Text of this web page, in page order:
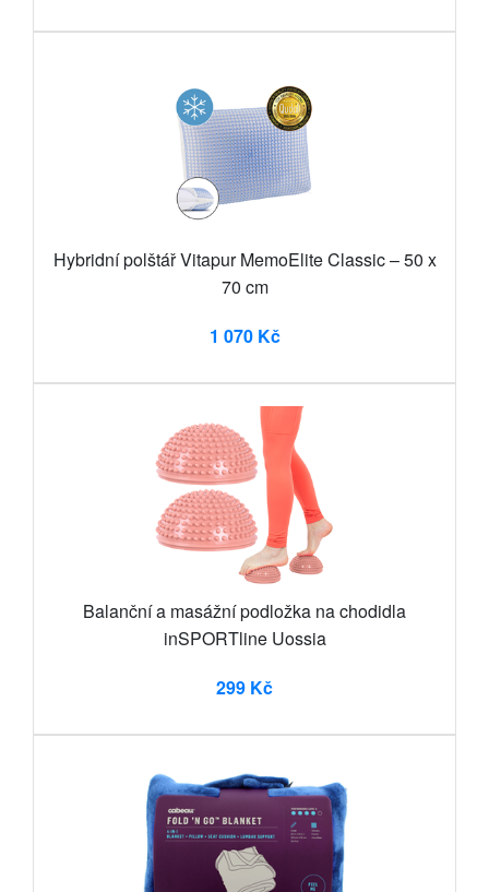
Hybridní polštář Vitapur MemoElite Classic – 50 x
70 cm
1 070 Kč
Balanční a masážní podložka na chodidla
inSPORTline Uossia
299 Kč